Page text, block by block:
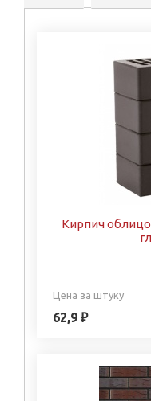
Кирпич
Цена за штуку
62,9 ₽